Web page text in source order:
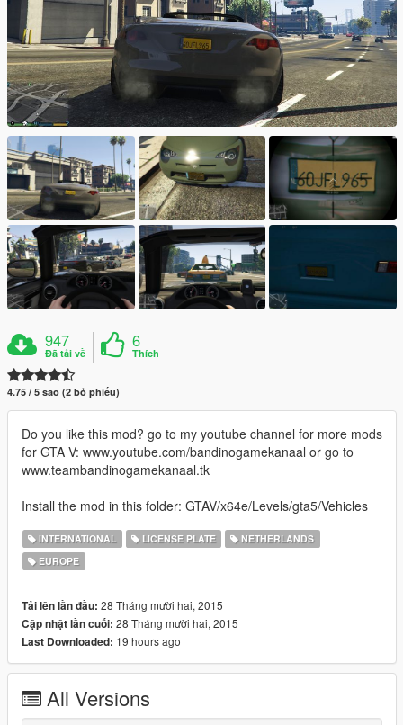
947
Đã tải về
6
Thích
4.75 / 5 sao (2 bỏ phiếu)
Do you like this mod? go to my youtube channel for more mods
for GTA V: www.youtube.com/bandinogamekanaal or go to
www.teambandinogamekanaal.tk
Install the mod in this folder: GTAV/x64e/Levels/gta5/Vehicles
INTERNATIONAL LICENSE PLATE
NETHERLANDS
EUROPE
Tải lên lần đầu: 28 Tháng mười hai, 2015
Cập nhật lần cuối: 28 Tháng mười hai, 2015
Last Downloaded: 19 hours ago
All Versions